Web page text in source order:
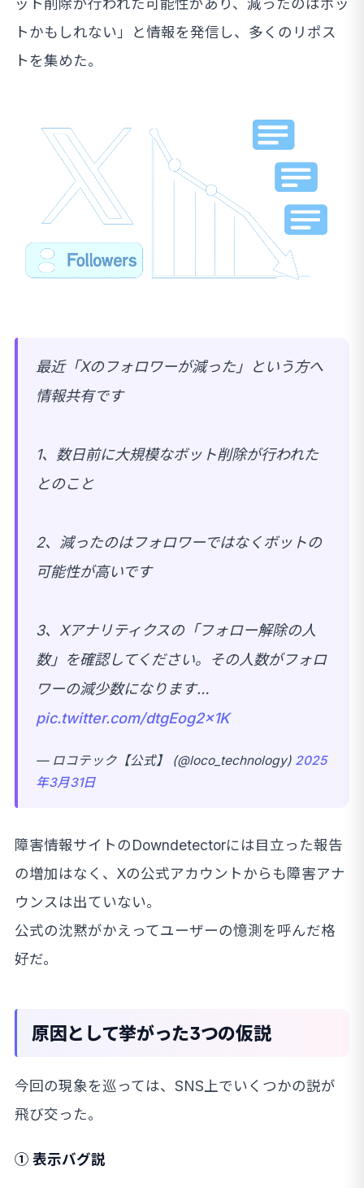
ット削除が行われた可能性があり、減ったのはボッ
トかもしれない」と情報を発信し、多くのリポス
トを集めた。
最近「Xのフォロワーが減った」という方へ
情報共有です
1、数日前に大規模なボット削除が行われた
とのこと
2、減ったのはフォロワーではなくボットの
可能性が高いです
3、Xアナリティクスの「フォロー解除の人
数」を確認してください。その人数がフォロ
ワーの減少数になります…
pic.twitter.com/dtgEog2x1K
— ロコテック【公式】 (@loco_technology) 2025
年3月31日
障害情報サイトのDowndetectorには目立った報告
の増加はなく、Xの公式アカウントからも障害アナ
ウンスは出ていない。
公式の沈黙がかえってユーザーの憶測を呼んだ格
好だ。
原因として挙がった3つの仮説
今回の現象を巡っては、SNS上でいくつかの説が
飛び交った。
① 表示バグ説